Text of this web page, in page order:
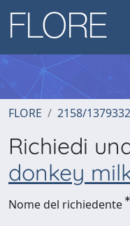
FLORE 2158/1379332
Richiedi
donkey
Nome del richiedente